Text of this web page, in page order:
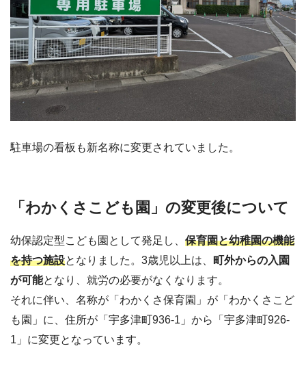
駐車場の看板も新名称に変更されていました。
「わかくさこども園」の変更後について
幼保認定型こども園として発足し、 保育園と幼稚園の機能
を持つ施設となりました。3歳児以上は、 町外からの入園
が可能となり、就労の必要がなくなります。
それに伴い、名称が「わかくさ保育園」が「わかくさこど
も園」に、住所が「宇多津町936-1」から「宇多津町926-
1」に変更となっています。